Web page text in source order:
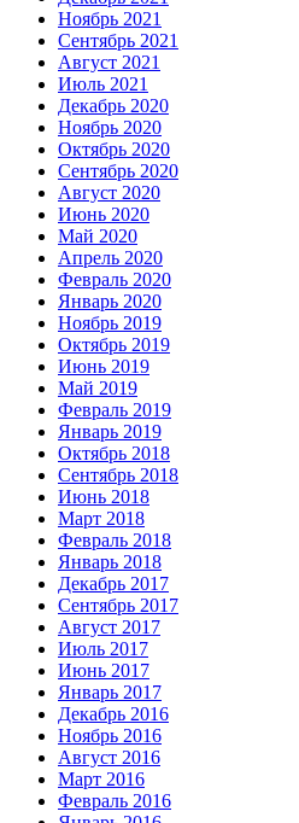
Ноябрь 2021
Сентябрь 2021
Август 2021
Июль 2021
Декабрь 2020
Ноябрь 2020
Октябрь 2020
Сентябрь 2020
Август 2020
Июнь 2020
Май 2020
Апрель 2020
Февраль 2020
Январь 2020
Ноябрь 2019
Октябрь 2019
Июнь 2019
Май 2019
Февраль 2019
Январь 2019
Октябрь 2018
Сентябрь 2018
Июнь 2018
Март 2018
Февраль 2018
Январь 2018
Декабрь 2017
Сентябрь 2017
Август 2017
Июль 2017
Июнь 2017
Январь 2017
Декабрь 2016
Ноябрь 2016
Август 2016
Март 2016
Февраль 2016